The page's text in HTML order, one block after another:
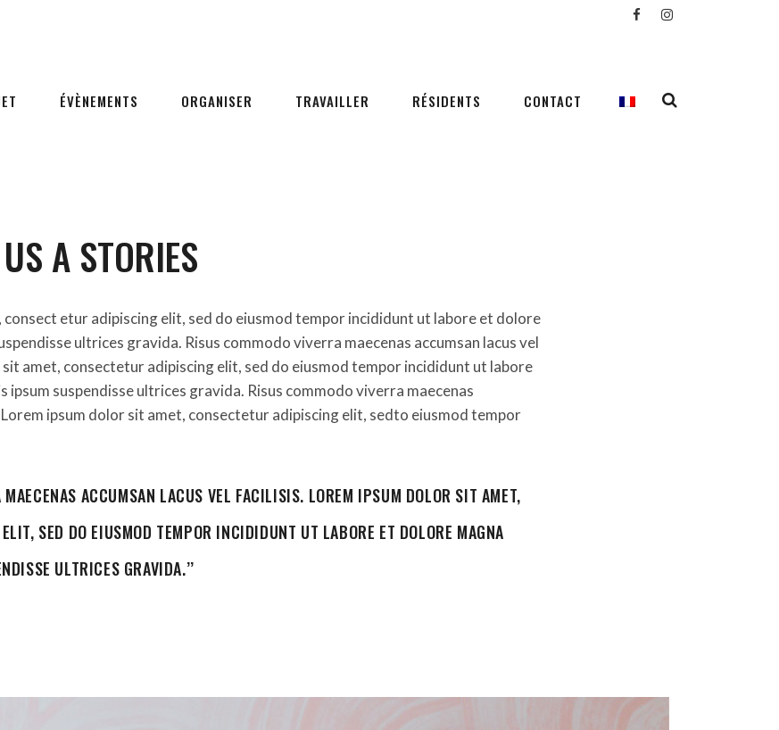
ÉVÈNEMENTS ORGANISER TRAVAILLER RÉSIDENTS CONTACT
A STORIES
etur adipiscing elit, sed do eiusmod tempor incididunt ut labore et dolore
ultrices gravida. Risus commodo viverra maecenas accumsan lacus vel
amet, consectetur adipiscing elit, sed do eiusmod tempor incididunt ut labore
ipsum suspendisse ultrices gravida. Risus commodo viverra maecenas
Lorem ipsum dolor sit amet, consectetur adipiscing elit, sedto eiusmod tempor
MAECENAS ACCUMSAN LACUS VEL FACILISIS. LOREM IPSUM DOLOR SIT AMET,
SED DO EIUSMOD TEMPOR INCIDIDUNT UT LABORE ET DOLORE MAGNA
ULTRICES GRAVIDA.’’